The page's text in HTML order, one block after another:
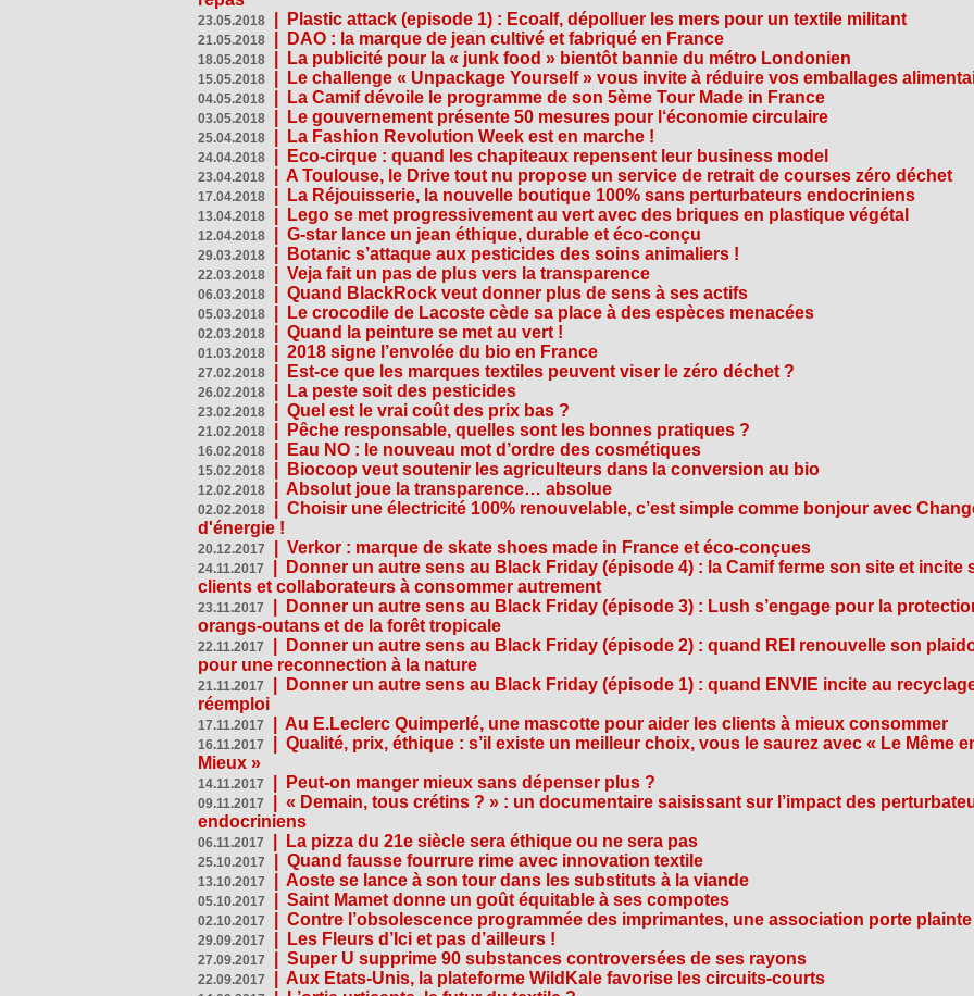
23.05.2018 Plastic attack (episode 1) : Ecoalf, dépolluer les mers pour un textile militant
21.05.2018 DAO : la marque de jean cultivé et fabriqué en France
18.05.2018 La publicité pour la « junk food » bientôt bannie du métro Londonien
15.05.2018 Le challenge « Unpackage Yourself » vous invite à réduire vos emballages
04.05.2018 La Camif dévoile le programme de son 5ème Tour Made in France
03.05.2018 Le gouvernement présente 50 mesures pour l‘économie circulaire
25.04.2018 La Fashion Revolution Week est en marche !
24.04.2018 Eco-cirque : quand les chapiteaux repensent leur business model
23.04.2018 A Toulouse, le Drive tout nu propose un service de retrait de courses zéro déchet
17.04.2018 La Réjouisserie, la nouvelle boutique 100% sans perturbateurs endocriniens
13.04.2018 Lego se met progressivement au vert avec des briques en plastique végétal
12.04.2018 G-star lance un jean éthique, durable et éco-conçu
29.03.2018 Botanic s’attaque aux pesticides des soins animaliers !
22.03.2018 Veja fait un pas de plus vers la transparence
06.03.2018 Quand BlackRock veut donner plus de sens à ses actifs
05.03.2018 Le crocodile de Lacoste cède sa place à des espèces menacées
02.03.2018 Quand la peinture se met au vert !
01.03.2018 2018 signe l’envolée du bio en France
27.02.2018 Est-ce que les marques textiles peuvent viser le zéro déchet ?
26.02.2018 La peste soit des pesticides
23.02.2018 Quel est le vrai coût des prix bas ?
21.02.2018 Pêche responsable, quelles sont les bonnes pratiques ?
16.02.2018 Eau NO : le nouveau mot d’ordre des cosmétiques
15.02.2018 Biocoop veut soutenir les agriculteurs dans la conversion au bio
12.02.2018 Absolut joue la transparence… absolue
02.02.2018
Choisir une électricité 100% renouvelable, c’est simple comme bonjour avec
d'énergie !
20.12.2017 Verkor : marque de skate shoes made in France et éco-conçues
24.11.2017
Donner un autre sens au Black Friday (épisode 4) : la Camif ferme son site et incite
clients et collaborateurs à consommer autrement
23.11.2017
Donner un autre sens au Black Friday (épisode 3) : Lush s’engage pour la
orangs-outans et de la forêt tropicale
22.11.2017
Donner un autre sens au Black Friday (épisode 2) : quand REI renouvelle son
pour une reconnection à la nature
21.11.2017
Donner un autre sens au Black Friday (épisode 1) : quand ENVIE incite au
réemploi
17.11.2017 Au E.Leclerc Quimperlé, une mascotte pour aider les clients à mieux consommer
16.11.2017
Qualité, prix, éthique : s’il existe un meilleur choix, vous le saurez avec « Le Même
Mieux »
14.11.2017 Peut-on manger mieux sans dépenser plus ?
09.11.2017
« Demain, tous crétins ? » : un documentaire saisissant sur l’impact des
endocriniens
06.11.2017 La pizza du 21e siècle sera éthique ou ne sera pas
25.10.2017 Quand fausse fourrure rime avec innovation textile
13.10.2017 Aoste se lance à son tour dans les substituts à la viande
05.10.2017 Saint Mamet donne un goût équitable à ses compotes
02.10.2017 Contre l’obsolescence programmée des imprimantes, une association porte plainte
29.09.2017 Les Fleurs d’Ici et pas d’ailleurs !
27.09.2017 Super U supprime 90 substances controversées de ses rayons
22.09.2017 Aux Etats-Unis, la plateforme WildKale favorise les circuits-courts